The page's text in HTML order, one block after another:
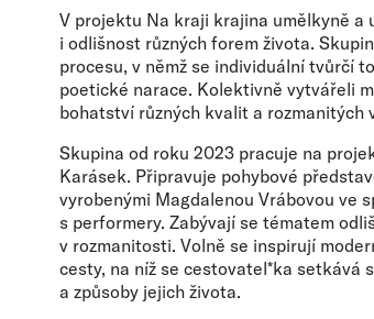
V projektu Na kraji krajina umělkyně a
i odlišnost různých forem života.
procesu, v němž se individuální tvůrčí
poetické narace. Kolektivně vytvářeli
bohatství různých kvalit a rozmanitých
Skupina od roku 2023 pracuje na
Karásek. Připravuje pohybové
vyrobenými Magdalenou Vrábovou ve
s performery. Zabývají se tématem
v rozmanitosti. Volně se inspirují
cesty, na níž se cestovatel*ka setkává
a způsoby jejich života.